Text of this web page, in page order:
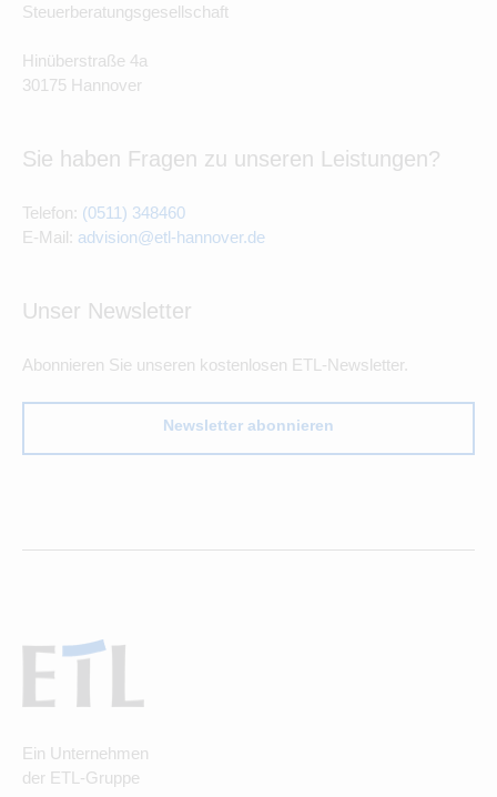
Steuerberatungsgesellschaft
Hinüberstraße 4a
30175 Hannover
Sie haben Fragen zu unseren Leistungen?
Telefon: (0511) 348460
E-Mail: advision@etl-hannover.de
Unser Newsletter
Abonnieren Sie unseren kostenlosen ETL-Newsletter.
Newsletter abonnieren
Ein Unternehmen
der ETL-Gruppe